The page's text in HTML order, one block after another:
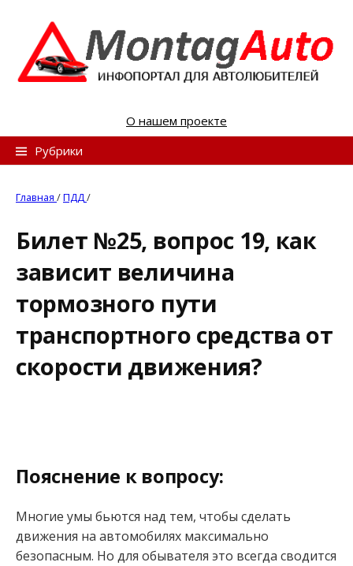
n
О нашем проекте
Рубрики
и
Главная /ПДД/
Билет №25, вопрос 19, как
зависит величина
тормозного пути
транспортного средства от
скорости движения?
Пояснение к вопросу:
Многие умы бьются над тем, чтобы сделать
движения на автомобилях максимально
безопасным. Но для обывателя это всегда сводится